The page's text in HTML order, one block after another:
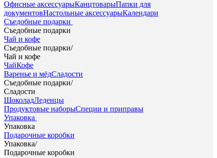
Офисные аксессуарыКанцтоварыПапки для
документовНастольные аксессуарыКалендари
Съедобные подарки
Съедобные подарки
Чай и кофе
Съедобные подарки/
Чай и кофе
ЧайКофе
Варенье и мёдСладости
Съедобные подарки/
Сладости
ШоколадЛеденцы
Продуктовые наборыСпеции и приправы
Упаковка
Упаковка
Подарочные коробки
Упаковка/
Подарочные коробки